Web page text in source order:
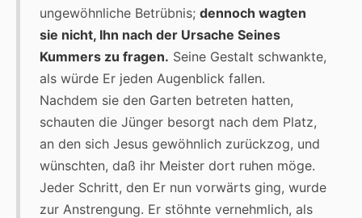
ungewöhnliche Betrübnis; dennoch wagten
sie nicht, Ihn nach der Ursache Seines
Kummers zu fragen. Seine Gestalt schwankte,
als würde Er jeden Augenblick fallen.
Nachdem sie den Garten betreten hatten,
schauten die Jünger besorgt nach dem Platz,
an den sich Jesus gewöhnlich zurückzog, und
wünschten, daß ihr Meister dort ruhen möge.
Jeder Schritt, den Er nun vorwärts ging, wurde
zur Anstrengung. Er stöhnte vernehmlich, als